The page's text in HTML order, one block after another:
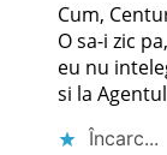
Cum,
O sa-i zic
eu nu
si la
Încarc...